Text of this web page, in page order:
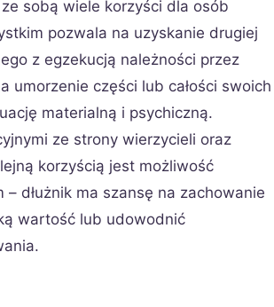
sobą wiele korzyści dla osób
pozwala na uzyskanie drugiej
z egzekucją należności przez
umorzenie części lub całości swoich
materialną i psychiczną.
ze strony wierzycieli oraz
korzyścią jest możliwość
dłużnik ma szansę na zachowanie
wartość lub udowodnić